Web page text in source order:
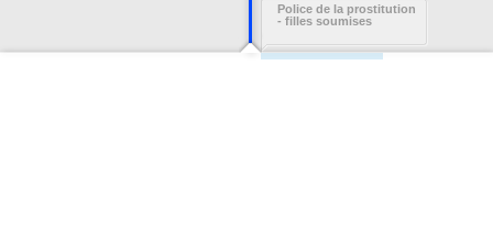
Police de la prostitution
- filles soumises